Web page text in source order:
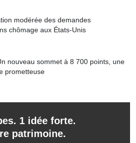
modérée des demandes
chômage aux États-Unis
nouveau sommet à 8 700 points, une
prometteuse
1 idée forte.
patrimoine.